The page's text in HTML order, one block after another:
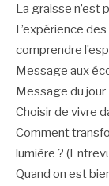
La graisse n’est
L’expérience
comprendre
Message aux
Message du jour
Choisir de vivre
Comment
lumière ?
Quand on est